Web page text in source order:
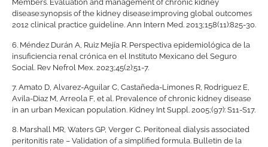
Members. Evaluation and management of chronic kidney
disease:synopsis of the kidney disease:improving global outcomes
2012 clinical practice guideline. Ann Intern Med. 2013;158(11):825-30.
6. Méndez Durán A, Ruiz Mejía R. Perspectiva epidemiológica de la
insuficiencia renal crónica en el Instituto Mexicano del Seguro
Social. Rev Nefrol Mex. 2023;45(2):51-7.
7. Amato D, Alvarez-Aguilar C, Castañeda-Limones R, Rodriguez E,
Avila-Diaz M, Arreola F, et al. Prevalence of chronic kidney disease
in an urban Mexican population. Kidney Int Suppl. 2005;(97): S11-S17.
8. Marshall MR, Waters GP, Verger C. Peritoneal dialysis associated
peritonitis rate – Validation of a simplified formula. Bulletin de la